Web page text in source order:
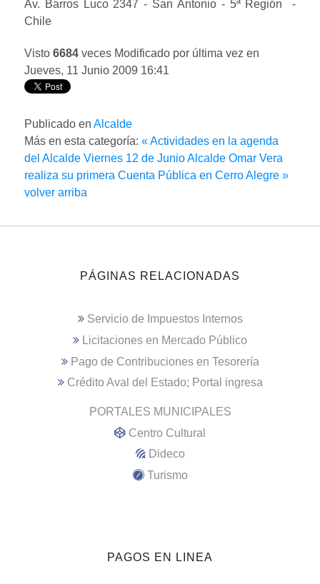
Av. Barros Luco 2347 - San Antonio - 5ª Región -
Chile
Visto 6684 veces Modificado por última vez en
Jueves, 11 Junio 2009 16:41
Publicado en Alcalde
Más en esta categoría: « Actividades en la agenda
del Alcalde Viernes 12 de JunioAlcalde Omar Vera
realiza su primera Cuenta Pública en Cerro Alegre »
volver arriba
PÁGINAS RELACIONADAS
Servicio de Impuestos Internos
Licitaciones en Mercado Público
Pago de Contribuciones en Tesorería
Crédito Aval del Estado; Portal ingresa
PORTALES MUNICIPALES
Centro Cultural
Dideco
Turismo
PAGOS EN LINEA